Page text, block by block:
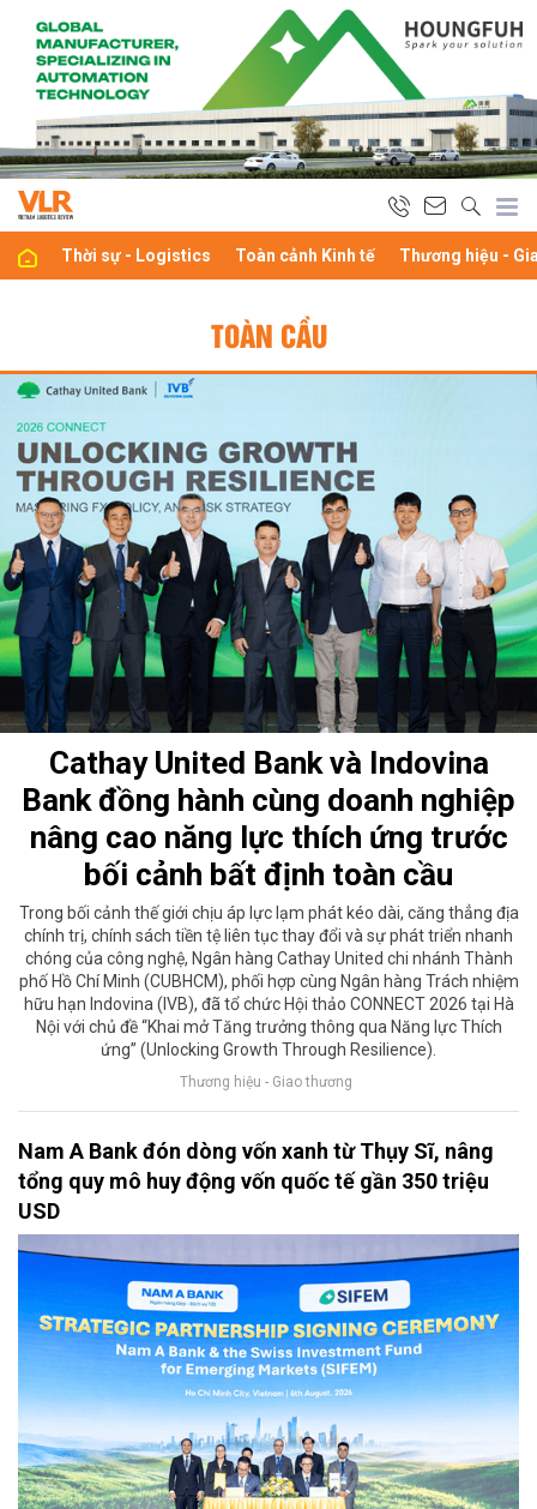
Thời sự - Logistics Toàn cảnh Kinh tế Thương hiệu -
TOÀN CẦU
Cathay United Bank và Indovina
Bank đồng hành cùng doanh nghiệp
nâng cao năng lực thích ứng trước
bối cảnh bất định toàn cầu
Trong bối cảnh thế giới chịu áp lực lạm phát kéo dài, căng thẳng địa
chính trị, chính sách tiền tệ liên tục thay đổi và sự phát triển nhanh
chóng của công nghệ, Ngân hàng Cathay United chi nhánh Thành
phố Hồ Chí Minh (CUBHCM), phối hợp cùng Ngân hàng Trách nhiệm
hữu hạn Indovina (IVB), đã tổ chức Hội thảo CONNECT 2026 tại Hà
Nội với chủ đề “Khai mở Tăng trưởng thông qua Năng lực Thích
ứng” (Unlocking Growth Through Resilience).
Thương hiệu - Giao thương
Nam A Bank đón dòng vốn xanh từ Thụy Sĩ, nâng
tổng quy mô huy động vốn quốc tế gần 350 triệu
USD